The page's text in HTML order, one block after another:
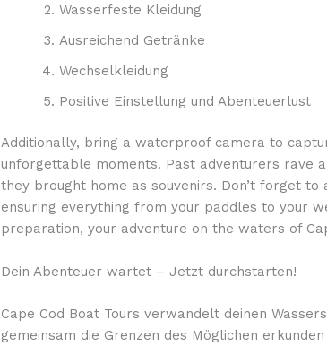
Wasserfeste Kleidung
Ausreichend Getränke
Wechselkleidung
Positive Einstellung und Abenteuerlust
Additionally, bring a waterproof camera to
unforgettable moments. Past adventurers rave
they brought home as souvenirs. Don’t forget
ensuring everything from your paddles to your
preparation, your adventure on the waters of
Dein Abenteuer wartet – Jetzt durchstarten!
Cape Cod Boat Tours verwandelt deinen
gemeinsam die Grenzen des Möglichen